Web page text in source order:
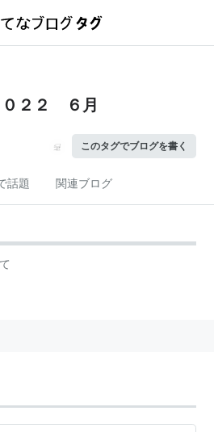
０２２ ６月
このタグでブログを書く
話題 関連ブログ